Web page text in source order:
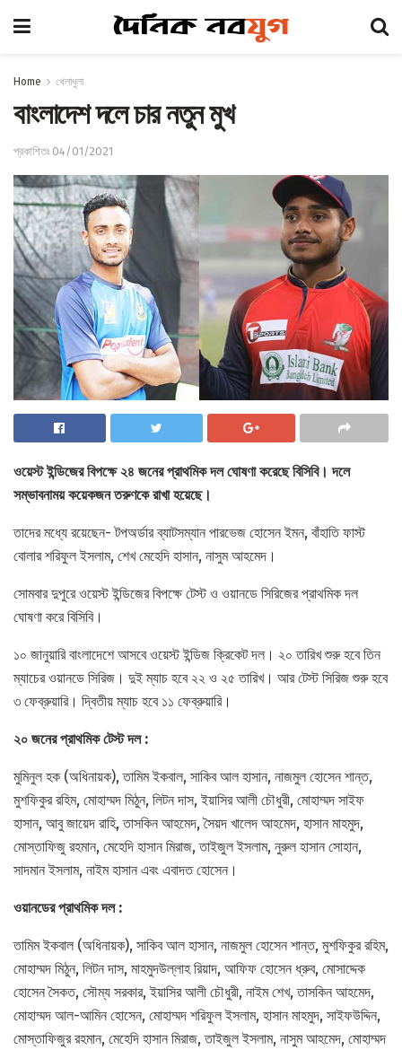
Home খেলাধুলা
বাংলাদেশ দলে চার নতুন মুখ
প্রকাশিতঃ 04/01/2021
ওয়েস্ট ইন্ডিজের বিপক্ষে ২৪ জনের প্রাথমিক দল ঘোষণা করেছেবিসিবি। দলে
সম্ভাবনাময় কয়েকজন তরুণকে রাখা হয়েছে।
তাদের মধ্যে রয়েছেন- টপঅর্ডার ব্যাটসম্যান পারভেজ হোসেন ইমন, বাঁহাতি ফাস্ট
বোলার শরিফুল ইসলাম, শেখ মেহেদি হাসান, নাসুম আহমেদ।
সোমবার দুপুরে ওয়েস্ট ইন্ডিজের বিপক্ষে টেস্ট ও ওয়ানডে সিরিজের প্রাথমিক দল
ঘোষণা করে বিসিবি।
১০ জানুয়ারি বাংলাদেশে আসবে ওয়েস্ট ইন্ডিজ ক্রিকেট দল। ২০ তারিখ শুরু হবে তিন
ম্যাচের ওয়ানডে সিরিজ। দুই ম্যাচ হবে ২২ ও ২৫ তারিখ। আর টেস্ট সিরিজ শুরু হবে
৩ ফেব্রুয়ারি। দ্বিতীয় ম্যাচ হবে ১১ ফেব্রুয়ারি।
২০ জনের প্রাথমিক টেস্ট দল :
মুমিনুল হক (অধিনায়ক), তামিম ইকবাল, সাকিব আল হাসান, নাজমুল হোসেন শান্ত,
মুশফিকুর রহিম, মোহাম্মদ মিঠুন, লিটন দাস, ইয়াসির আলী চৌধুরী, মোহাম্মদ সাইফ
হাসান, আবু জায়েদ রাহি, তাসকিন আহমেদ, সৈয়দ খালেদ আহমেদ, হাসান মাহমুদ,
মোস্তাফিজু রহমান, মেহেদি হাসান মিরাজ, তাইজুল ইসলাম, নুরুল হাসান সোহান,
সাদমান ইসলাম, নাইম হাসান এবং এবাদত হোসেন।
ওয়ানডের প্রাথমিক দল :
তামিম ইকবাল (অধিনায়ক), সাকিব আল হাসান, নাজমুল হোসেন শান্ত, মুশফিকুর রহিম,
মোহাম্মদ মিঠুন, লিটন দাস, মাহমুদউল্লাহ রিয়াদ, আফিফ হোসেন ধ্রুব, মোসাদ্দেক
হোসেন সৈকত, সৌম্য সরকার, ইয়াসির আলী চৌধুরী, নাইম শেখ, তাসকিন আহমেদ,
মোহাম্মদ আল-আমিন হোসেন, মোহাম্মদ শরিফুল ইসলাম, হাসান মাহমুদ, সাইফউদ্দিন,
মোস্তাফিজুর রহমান, মেহেদি হাসান মিরাজ, তাইজুল ইসলাম, নাসুম আহমেদ, মোহাম্মদ